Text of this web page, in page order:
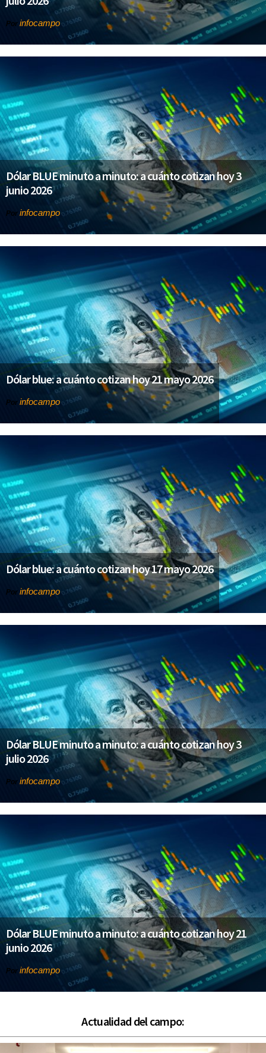
Por infocampo
Dólar BLUE minuto a minuto: a cuánto cotizan hoy 3
junio 2026
Por infocampo
Dólar blue: a cuánto cotizan hoy 21 mayo 2026
Por infocampo
Dólar blue: a cuánto cotizan hoy 17 mayo 2026
Por infocampo
Dólar BLUE minuto a minuto: a cuánto cotizan hoy 3
julio 2026
Por infocampo
Dólar BLUE minuto a minuto: a cuánto cotizan hoy 21
junio 2026
Por infocampo
Actualidad del campo: